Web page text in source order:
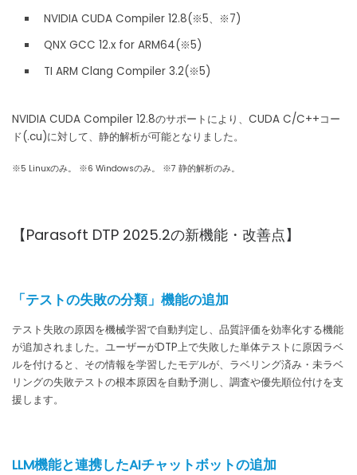
NVIDIA CUDA Compiler 12.8(※5、※7)
QNX GCC 12.x for ARM64(※5)
TI ARM Clang Compiler 3.2(※5)
NVIDIA CUDA Compiler 12.8のサポートにより、CUDA C/C++コー
ド(.cu)に対して、静的解析が可能となりました。
※5 Linuxのみ。 ※6 Windowsのみ。 ※7 静的解析のみ。
【Parasoft DTP 2025.2の新機能・改善点】
「テストの失敗の分類」機能の追加
テスト失敗の原因を機械学習で自動判定し、品質評価を効率化する機能
が追加されました。ユーザーがDTP上で失敗した単体テストに原因ラベ
ルを付けると、その情報を学習したモデルが、ラベリング済み・未ラベ
リングの失敗テストの根本原因を自動予測し、調査や優先順位付けを支
援します。
LLM機能と連携したAIチャットボットの追加